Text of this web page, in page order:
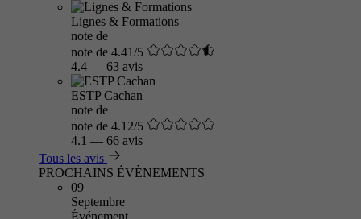
Lignes & Formations
note de
note de 4.41/5
4.4 — 63 avis
ESTP Cachan
note de
note de 4.12/5
4.1 — 66 avis
Tous les avis
PROCHAINS ÉVÈNEMENTS
09
Septembre
Événement